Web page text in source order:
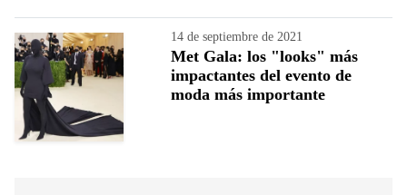
14 de septiembre de 2021
Met Gala: los "looks" más
impactantes del evento de
moda más importante